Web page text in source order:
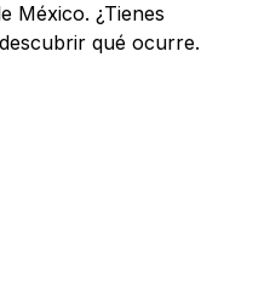
México. ¿Tienes
qué ocurre.